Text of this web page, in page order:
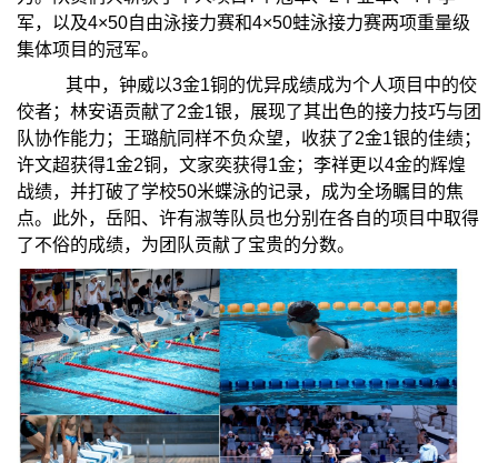
军，以及4×50自由泳接力赛和4×50蛙泳接力赛两项重量级
集体项目的冠军。
其中，钟威以3金1铜的优异成绩成为个人项目中的佼
佼者；林安语贡献了2金1银，展现了其出色的接力技巧与团
队协作能力；王璐航同样不负众望，收获了2金1银的佳绩；
许文超获得1金2铜，文家奕获得1金； 李祥更以4金的辉煌
战绩，并打破了学校50米蝶泳的记录，成为全场瞩目的焦
点。此外，岳阳、许有淑等队员也分别在各自的项目中取得
了不俗的成绩，为团队贡献了宝贵的分数。